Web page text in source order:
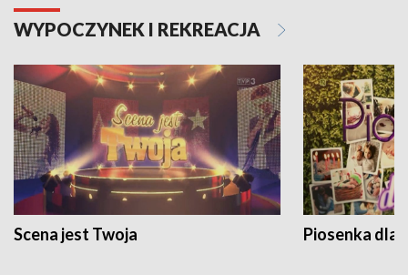
WYPOCZYNEK I REKREACJA
Scena jest Twoja Piosenka dla